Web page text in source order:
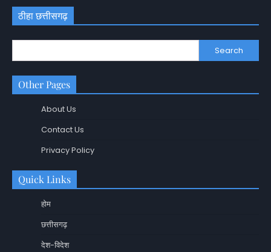
ठीहा छत्तीसगढ़
Search
Other Pages
About Us
Contact Us
Privacy Policy
Quick Links
होम
छत्तीसगढ़
देश-विदेश